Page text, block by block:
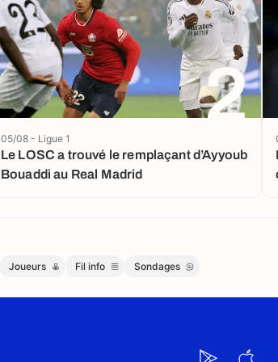
2
Le LOSC a trouvé le remplaçant d’Ayyoub
Bouaddi au Real Madrid
05/08 - Ligue 1
Joueurs Fil info Sondages